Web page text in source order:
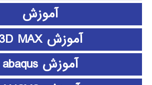
آموزش
آموزش 3D MAX
آموزش abaqus